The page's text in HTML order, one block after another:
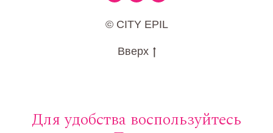
© CITY EPIL
Вверх
Для удобства воспользуйтесь